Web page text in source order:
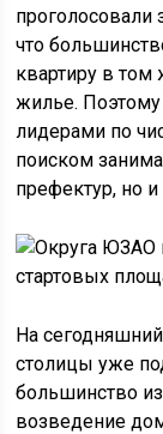
проголосовали
что
квартиру в
жилье.
лидерами по
поиском
префектур, но
На
столицы уже
большинство
возведение